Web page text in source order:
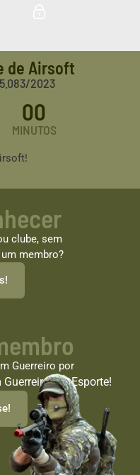
de Airsoft
2023
00
MINUTOS
clube, sem
membro?
Guerreiro por
por Esporte!